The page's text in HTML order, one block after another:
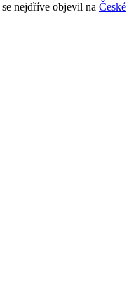
se nejdříve objevil na České